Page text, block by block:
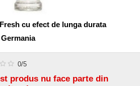
cu efect de lunga durata
0/5
produs nu face parte din